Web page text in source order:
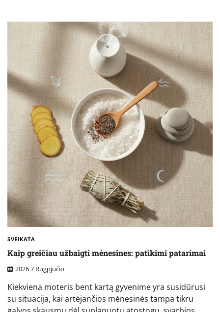
SVEIKATA
Kaip greičiau užbaigti mėnesines: patikimi patarimai
2026 7 Rugpjūčio
Kiekviena moteris bent kartą gyvenime yra susidūrusi
su situacija, kai artėjančios mėnesinės tampa tikru